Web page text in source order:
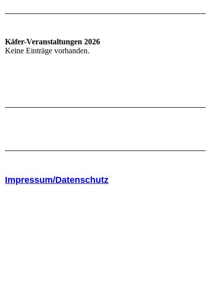
Käfer-Veranstaltungen 2026
Keine Einträge vorhanden.
Impressum/Datenschutz